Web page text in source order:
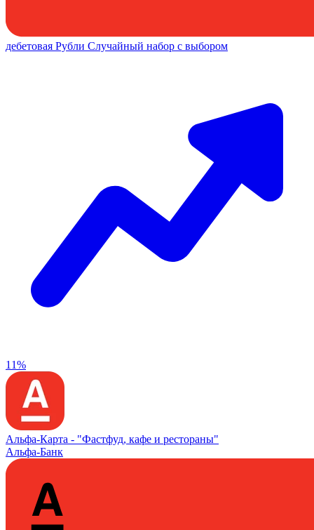
дебетовая Рубли Случайный набор с выбором
11%
Альфа‑Карта - "Фастфуд, кафе и рестораны"
Альфа-Банк